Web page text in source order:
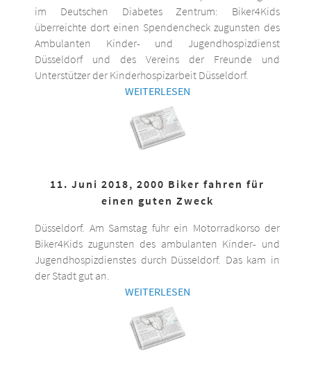
im Deutschen Diabetes Zentrum: Biker4Kids
überreichte dort einen Spendencheck zugunsten des
Ambulanten Kinder- und Jugendhospizdienst
Düsseldorf und des Vereins der Freunde und
Unterstützer der Kinderhospizarbeit Düsseldorf.
WEITERLESEN
11. Juni 2018, 2000 Biker fahren für
einen guten Zweck
Düsseldorf. Am Samstag fuhr ein Motorradkorso der
Biker4Kids zugunsten des ambulanten Kinder- und
Jugendhospizdienstes durch Düsseldorf. Das kam in
der Stadt gut an.
WEITERLESEN